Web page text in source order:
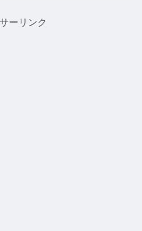
ーリンク